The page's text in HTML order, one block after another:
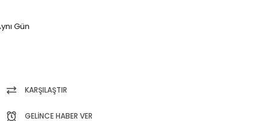
Gün
KARŞILAŞTIR
GELINCE HABER VER